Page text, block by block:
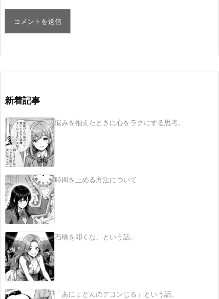
新着記事
悩みを抱えたときに心をラクにする思考。
時間を止める方法について
石橋を叩くな、という話。
「あにょどんのデコンじる」という話。